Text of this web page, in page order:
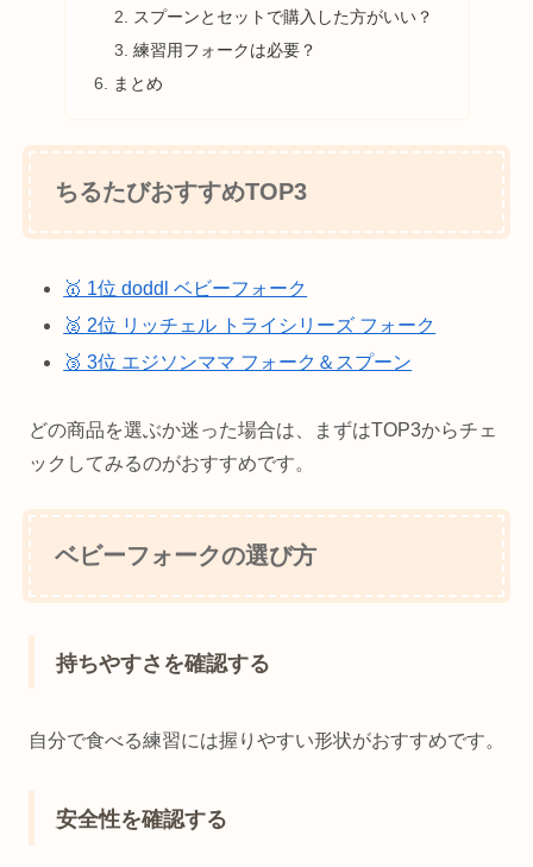
スプーンとセットで購入した方がいい？
練習用フォークは必要？
まとめ
ちるたびおすすめTOP3
🥇 1位 doddl ベビーフォーク
🥈 2位 リッチェル トライシリーズ フォーク
🥉 3位 エジソンママ フォーク＆スプーン
どの商品を選ぶか迷った場合は、まずはTOP3からチェ
ックしてみるのがおすすめです。
ベビーフォークの選び方
持ちやすさを確認する
自分で食べる練習には握りやすい形状がおすすめです。
安全性を確認する